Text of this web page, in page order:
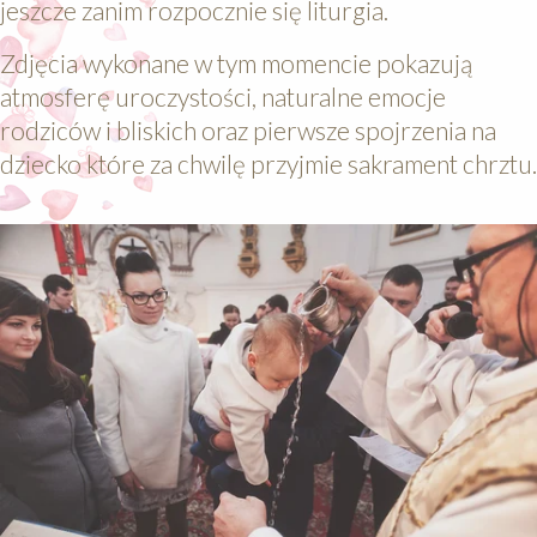
jeszcze zanim rozpocznie się liturgia.
Zdjęcia wykonane w tym momencie pokazują
atmosferę uroczystości, naturalne emocje
rodziców i bliskich oraz pierwsze spojrzenia na
dziecko które za chwilę przyjmie sakrament chrztu.